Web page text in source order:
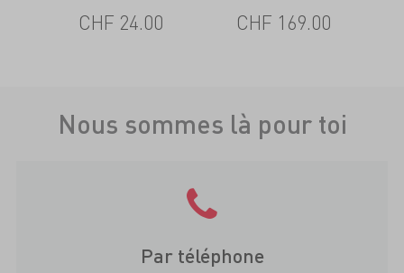
CHF 24.00 CHF 169.00
Nous sommes là pour toi
Par téléphone